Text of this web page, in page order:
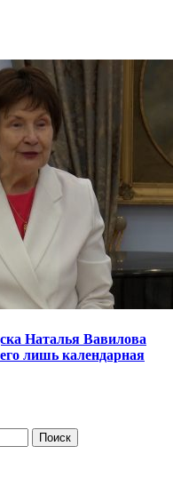
Наталья Вавилова
лишь календарная